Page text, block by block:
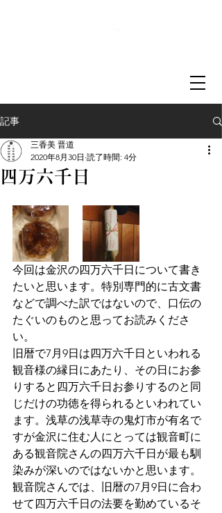
記事
四万六千日
三香美 晋道
2020年8月30日 読了時間: 4分
今回は金沢の四万六千日について書き
たいと思います。特別専門的に古文書
などで調べた訳ではないので、口伝の
たぐいのものと思ってお読みくださ
い。
旧暦で7月9日は四万六千日といわれる
観音様の縁日にあたり、その日にお参
りすると四万六千日お参りするのと同
じだけの功徳を得られるといわれてい
ます。浅草の浅草寺の鬼灯市が有名で
すが金沢に住む人にとっては観音町に
ある観音院さんの四万六千日が最も馴
染みが深いのではないかと思います。
観音院さんでは、旧暦の7月9日に合わ
せて四万六千日の法要を勤めているそ